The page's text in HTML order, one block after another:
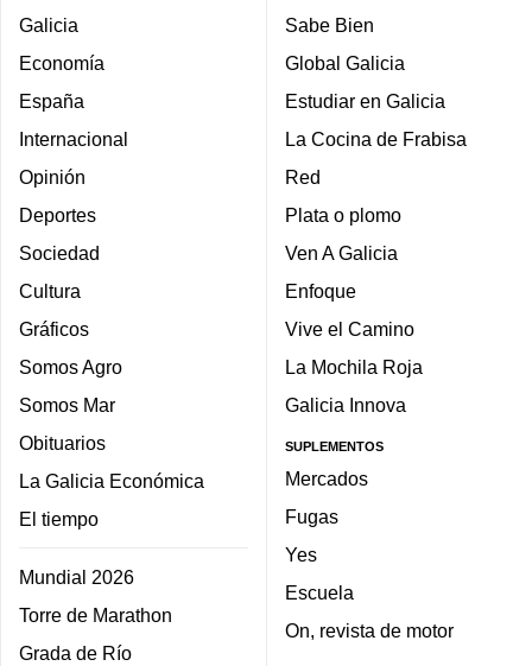
Galicia
Economía
España
Internacional
Opinión
Deportes
Sociedad
Cultura
Gráficos
Somos Agro
Somos Mar
Obituarios
La Galicia Económica
El tiempo
Mundial 2026
Torre de Marathon
Grada de Río
Sabe Bien
Global Galicia
Estudiar en Galicia
La Cocina de Frabisa
Red
Plata o plomo
Ven A Galicia
Enfoque
Vive el Camino
La Mochila Roja
Galicia Innova
SUPLEMENTOS
Mercados
Fugas
Yes
Escuela
On, revista de motor